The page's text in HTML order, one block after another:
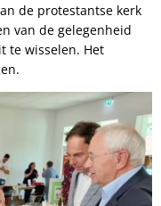
de protestantse kerk
van de gelegenheid
te wisselen. Het